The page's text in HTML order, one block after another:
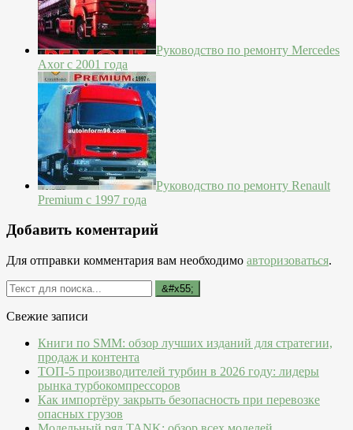
Руководство по ремонту Mercedes
Axor с 2001 года
Руководство по ремонту Renault
Premium с 1997 года
Добавить коментарий
Для отправки комментария вам необходимо авторизоваться.
Свежие записи
Книги по SMM: обзор лучших изданий для стратегии,
продаж и контента
ТОП-5 производителей турбин в 2026 году: лидеры
рынка турбокомпрессоров
Как импортёру закрыть безопасность при перевозке
опасных грузов